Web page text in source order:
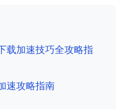
载加速技巧全攻略指
速攻略指南